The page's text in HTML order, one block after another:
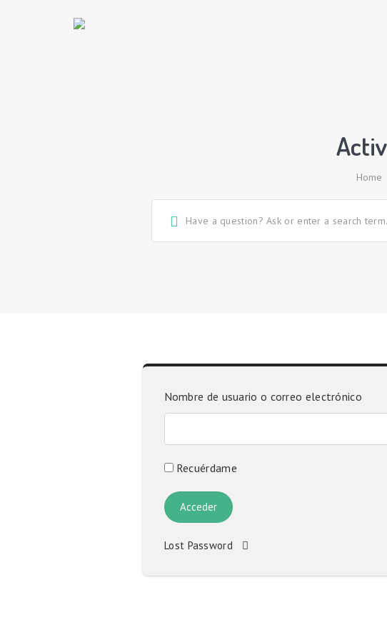
Home
Nombre de usuario o correo electrónico
Recuérdame
Lost Password